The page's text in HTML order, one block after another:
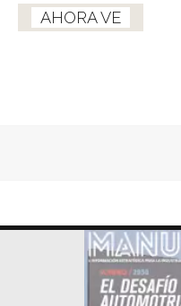
AHORA VE